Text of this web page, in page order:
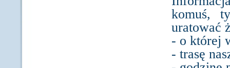
komuś,
uratować
- o której
- trasę